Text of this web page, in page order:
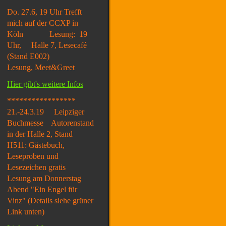
Do. 27.6, 19 Uhr Trefft
mich auf der CCXP in
Köln Lesung: 19
Uhr, Halle 7, Lesecafé
(Stand E002)
Lesung, Meet&Greet
Hier gibt's weitere Infos
*****************
21.-24.3.19 Leipziger
Buchmesse Autorenstand
in der Halle 2, Stand
H511: Gästebuch,
Leseproben und
Lesezeichen gratis
Lesung am Donnerstag
Abend "Ein Engel für
Vinz" (Details siehe grüner
Link unten)